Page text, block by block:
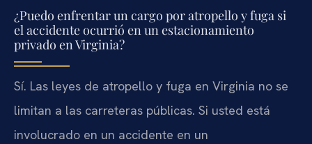
¿Puedo enfrentar un cargo por atropello y fuga si
el accidente ocurrió en un estacionamiento
privado en Virginia?
Sí. Las leyes de atropello y fuga en Virginia no se
limitan a las carreteras públicas. Si usted está
involucrado en un accidente en un